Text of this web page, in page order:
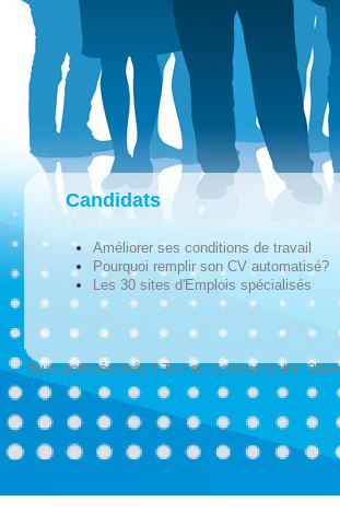
Candidats
Améliorer ses conditions de travail
Pourquoi remplir son CV automatisé?
Les 30 sites d'Emplois spécialisés
Tous droits réservés © Techno-Communication 2026